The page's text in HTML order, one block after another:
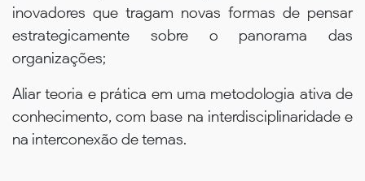
inovadores que tragam novas formas de pensar
estrategicamente sobre o panorama das
organizações;
Aliar teoria e prática em uma metodologia ativa de
conhecimento, com base na interdisciplinaridade e
na interconexão de temas.